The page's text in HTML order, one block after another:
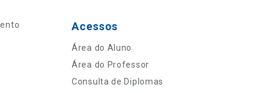
Acessos
Área do Aluno
Área do Professor
Consulta de Diplomas